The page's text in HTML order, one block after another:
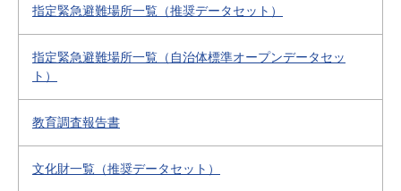
指定緊急避難場所一覧（推奨データセット）
指定緊急避難場所一覧（自治体標準オープンデータセッ
ト）
教育調査報告書
文化財一覧（推奨データセット）